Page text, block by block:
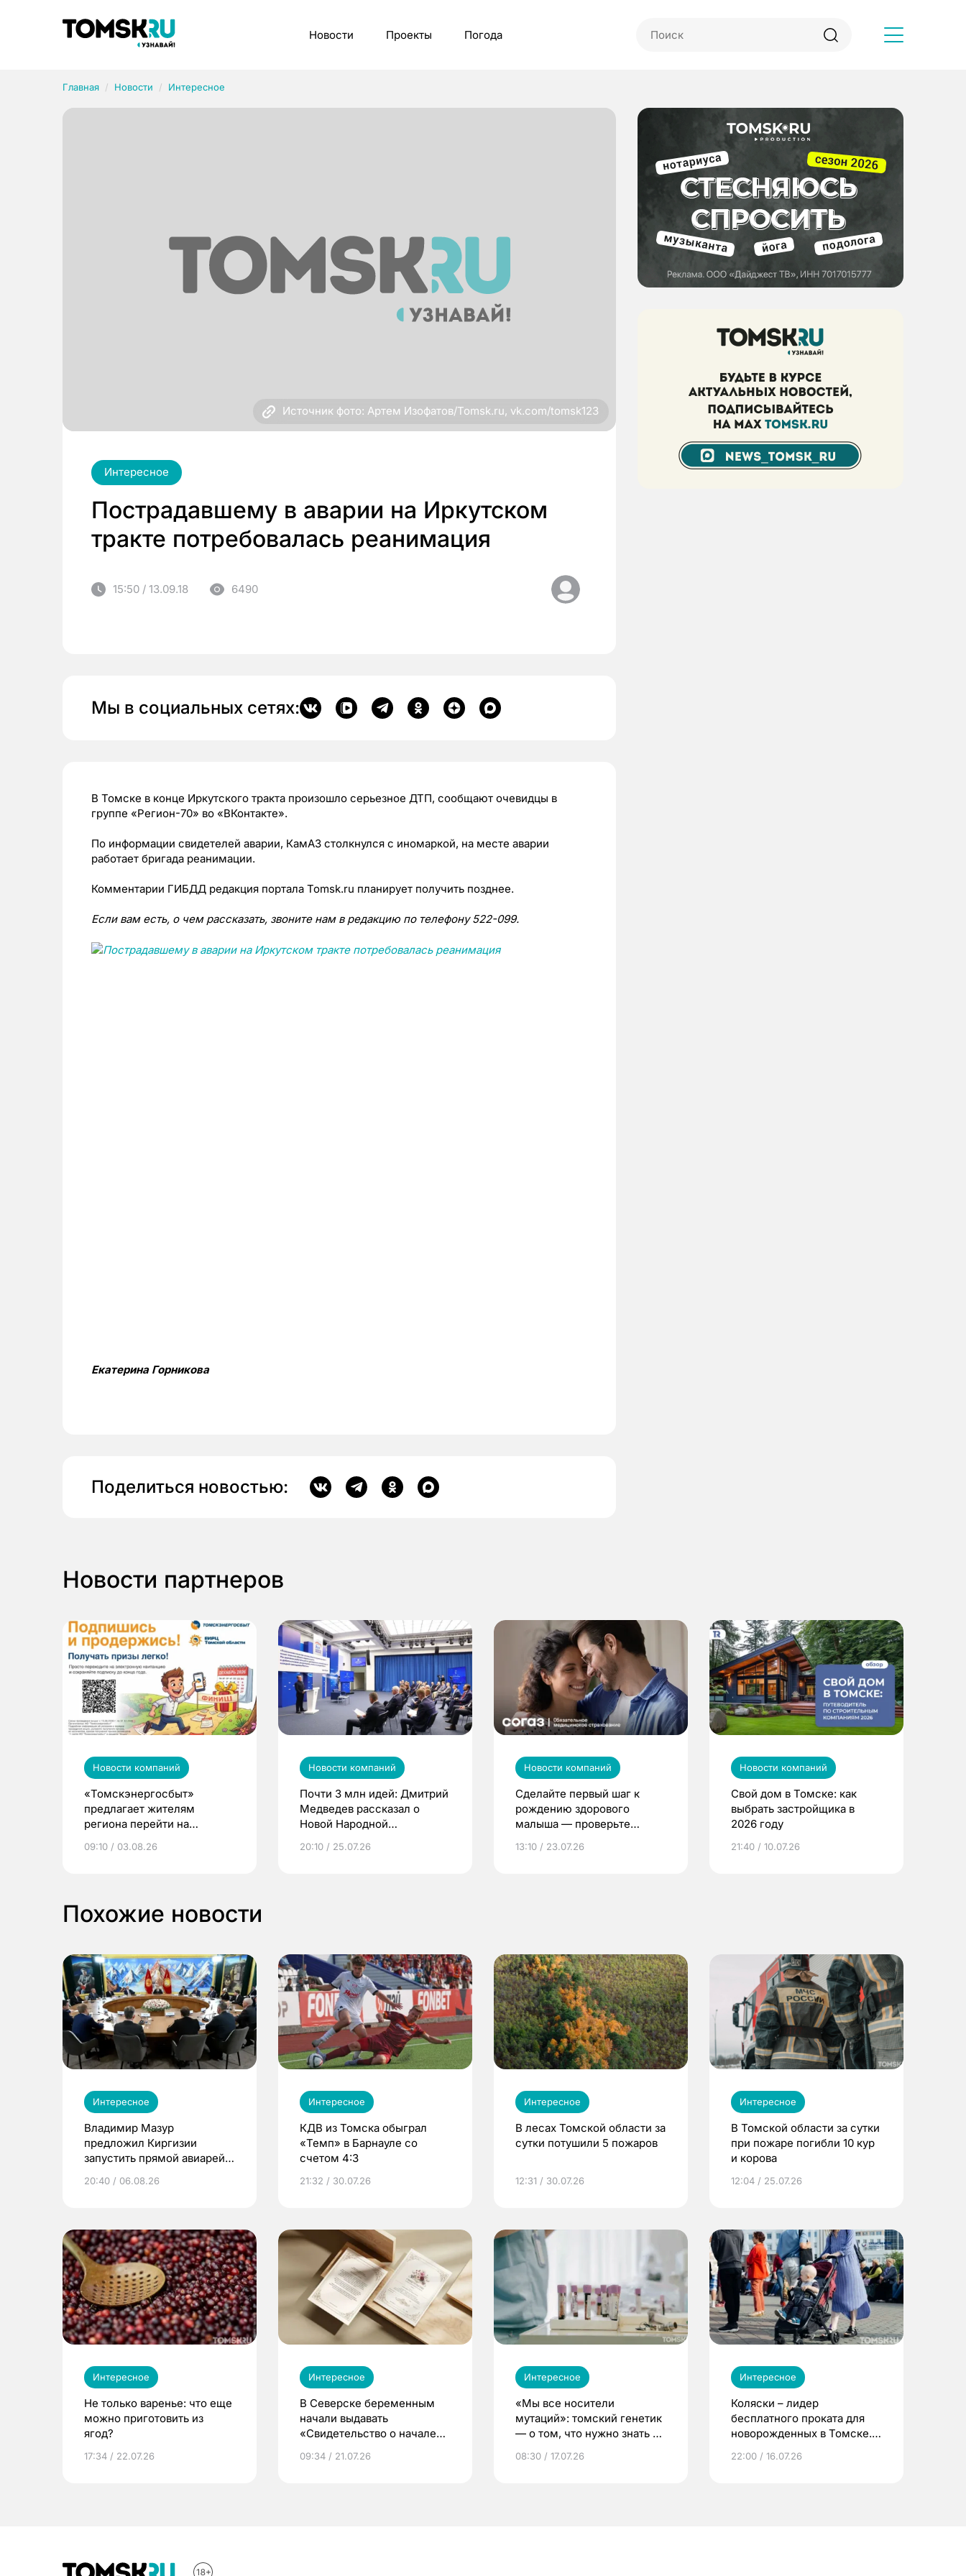
Новости Проекты Погода
Главная Новости Интересное
Источник фото: Артем Изофатов/Tomsk.ru, vk.com/tomsk123
Интересное
Пострадавшему в аварии на Иркутском
тракте потребовалась реанимация
15:50 / 13.09.18 6490
Мы в социальных сетях:
В Томске в конце Иркутского тракта произошло серьезное ДТП, сообщают очевидцы в
группе «Регион-70» во «ВКонтакте».
По информации свидетелей аварии, КамАЗ столкнулся с иномаркой, на месте аварии
работает бригада реанимации.
Комментарии ГИБДД редакция портала Tomsk.ru планирует получить позднее.
Если вам есть, о чем рассказать, звоните нам в редакцию по телефону 522-099.
Екатерина Горникова
Поделиться новостью:
Новости партнеров
Новости компаний
«Томскэнергосбыт»
предлагает жителям
региона перейти на
выиграть призы
09:10 / 03.08.26
Новости компаний
Почти 3 млн идей: Дмитрий
Медведев рассказал о
Новой Народной
20:10 / 25.07.26
Новости компаний
Сделайте первый шаг к
рождению здорового
малыша — проверьте
по ОМС!
13:10 / 23.07.26
Новости компаний
Свой дом в Томске: как
выбрать застройщика в
2026 году
21:40 / 10.07.26
Похожие новости
Интересное
Владимир Мазур
предложил Киргизии
запустить прямой авиарейс
20:40 / 06.08.26
Интересное
КДВ из Томска обыграл
«Темп» в Барнауле со
счетом 4:3
21:32 / 30.07.26
Интересное
В лесах Томской области за
сутки потушили 5 пожаров
12:31 / 30.07.26
Интересное
В Томской области за сутки
при пожаре погибли 10 кур
и корова
12:04 / 25.07.26
Интересное
Не только варенье: что еще
можно приготовить из
ягод?
17:34 / 22.07.26
Интересное
В Северске беременным
начали выдавать
«Свидетельство о начале
09:34 / 21.07.26
Интересное
«Мы все носители
мутаций»: томский генетик
— о том, что нужно знать до
08:30 / 17.07.26
Интересное
Коляски – лидер
бесплатного проката для
новорожденных в Томске.
22:00 / 16.07.26
Рубрики